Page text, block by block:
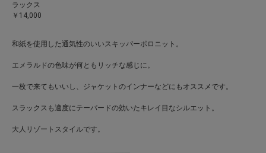
ラックス
￥14,000
和紙を使用した通気性のいいスキッパーポロニット。
エメラルドの色味が何ともリッチな感じに。
一枚で来てもいいし、ジャケットのインナーなどにもオススメです。
スラックスも適度にテーパードの効いたキレイ目なシルエット。
大人リゾートスタイルです。